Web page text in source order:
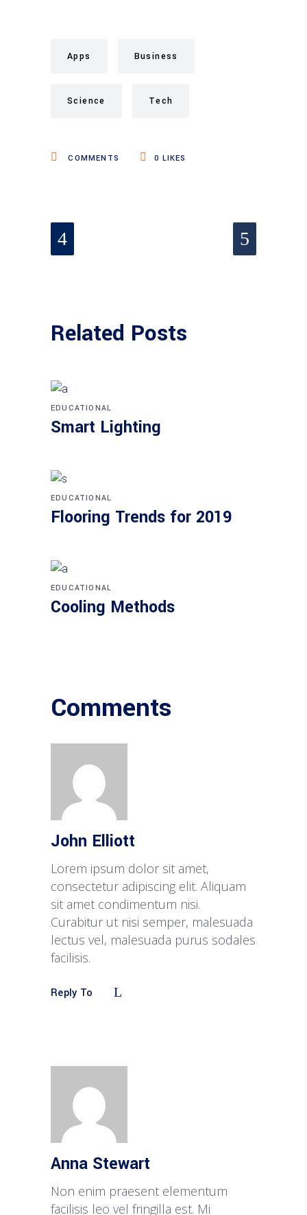
Apps Business
Science Tech
COMMENTS 0 LIKES
Related Posts
EDUCATIONAL
Smart Lighting
EDUCATIONAL
Flooring Trends for 2019
EDUCATIONAL
Cooling Methods
Comments
John Elliott
Lorem ipsum dolor sit amet,
consectetur adipiscing elit. Aliquam
sit amet condimentum nisi.
Curabitur ut nisi semper, malesuada
lectus vel, malesuada purus sodales
facilisis.
Reply To
Anna Stewart
Non enim praesent elementum
facilisis leo vel fringilla est. Mi